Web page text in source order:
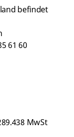
befindet
61 60
MwSt